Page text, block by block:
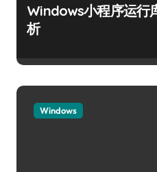
Windows小程序运行
析
Windows